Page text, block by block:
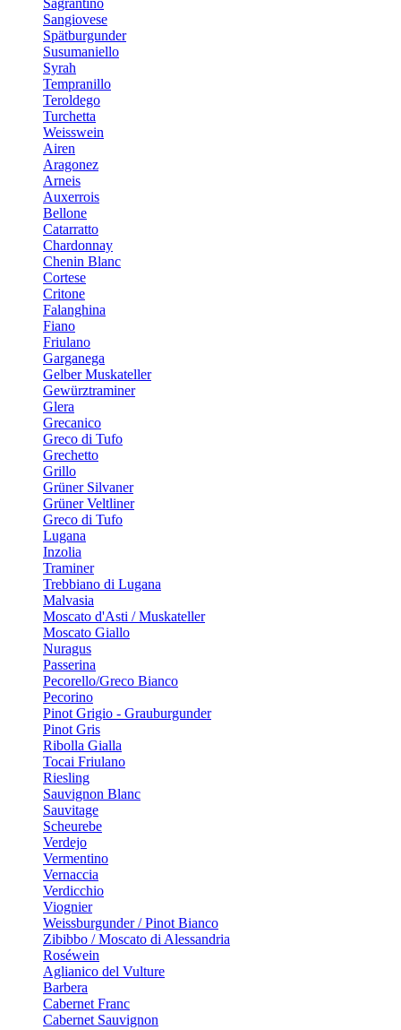
Sagrantino
Sangiovese
Spätburgunder
Susumaniello
Syrah
Tempranillo
Teroldego
Turchetta
Weisswein
Airen
Aragonez
Arneis
Auxerrois
Bellone
Catarratto
Chardonnay
Chenin Blanc
Cortese
Critone
Falanghina
Fiano
Friulano
Garganega
Gelber Muskateller
Gewürztraminer
Glera
Grecanico
Greco di Tufo
Grechetto
Grillo
Grüner Silvaner
Grüner Veltliner
Greco di Tufo
Lugana
Inzolia
Traminer
Trebbiano di Lugana
Malvasia
Moscato d'Asti / Muskateller
Moscato Giallo
Nuragus
Passerina
Pecorello/Greco Bianco
Pecorino
Pinot Grigio - Grauburgunder
Pinot Gris
Ribolla Gialla
Tocai Friulano
Riesling
Sauvignon Blanc
Sauvitage
Scheurebe
Verdejo
Vermentino
Vernaccia
Verdicchio
Viognier
Weissburgunder / Pinot Bianco
Zibibbo / Moscato di Alessandria
Roséwein
Aglianico del Vulture
Barbera
Cabernet Franc
Cabernet Sauvignon